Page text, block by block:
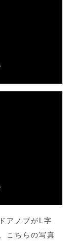
アノブがL字
こちらの写真